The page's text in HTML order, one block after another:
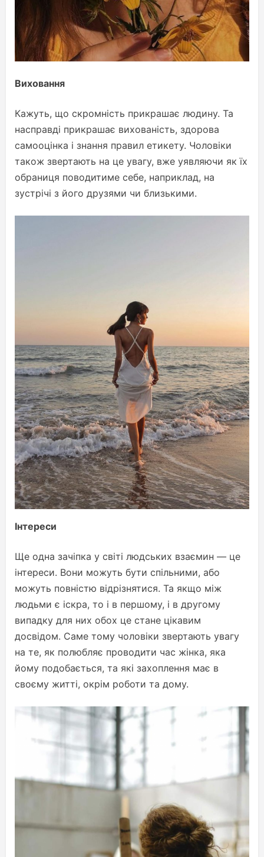
Виховання
Кажуть, що скромність прикрашає людину. Та
насправді прикрашає вихованість, здорова
самооцінка і знання правил етикету. Чоловіки
також звертають на це увагу, вже уявляючи як їх
обраниця поводитиме себе, наприклад, на
зустрічі з його друзями чи близькими.
Інтереси
Ще одна зачіпка у світі людських взаємин — це
інтереси. Вони можуть бути спільними, або
можуть повністю відрізнятися. Та якщо між
людьми є іскра, то і в першому, і в другому
випадку для них обох це стане цікавим
досвідом. Саме тому чоловіки звертають увагу
на те, як полюбляє проводити час жінка, яка
йому подобається, та які захоплення має в
своєму житті, окрім роботи та дому.